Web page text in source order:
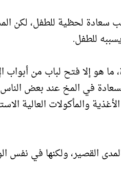
سعادة لحظية للطفل، لكن
للطفل.
في المخ عند بعض
والمأكولات العالية
القصير، ولكنها في نفس